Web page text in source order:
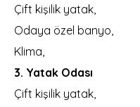
Çift kişilik yatak,
Odaya özel banyo,
Klima,
3. Yatak Odası
Çift kişilik yatak,